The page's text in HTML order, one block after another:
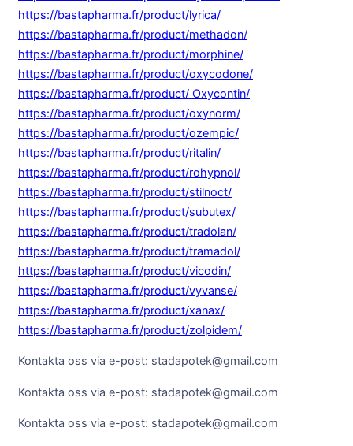
https://bastapharma.fr/product/lyrica/
https://bastapharma.fr/product/methadon/
https://bastapharma.fr/product/morphine/
https://bastapharma.fr/product/oxycodone/
https://bastapharma.fr/product/ Oxycontin/
https://bastapharma.fr/product/oxynorm/
https://bastapharma.fr/product/ozempic/
https://bastapharma.fr/product/ritalin/
https://bastapharma.fr/product/rohypnol/
https://bastapharma.fr/product/stilnoct/
https://bastapharma.fr/product/subutex/
https://bastapharma.fr/product/tradolan/
https://bastapharma.fr/product/tramadol/
https://bastapharma.fr/product/vicodin/
https://bastapharma.fr/product/vyvanse/
https://bastapharma.fr/product/xanax/
https://bastapharma.fr/product/zolpidem/
Kontakta oss via e-post: stadapotek@gmail.com
Kontakta oss via e-post: stadapotek@gmail.com
Kontakta oss via e-post: stadapotek@gmail.com